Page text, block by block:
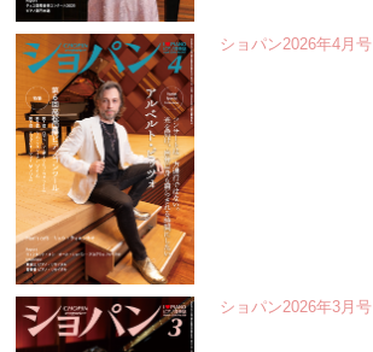
ショパン2026年4月号
ショパン2026年3月号